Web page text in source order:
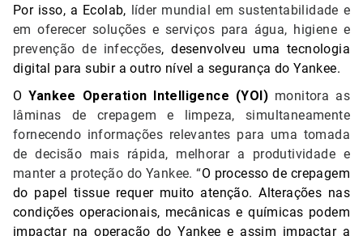
Por isso, a Ecolab,
líder mundial em sustentabilidade e
em oferecer soluções e serviços para água, higiene e
prevenção de infecções, desenvolveu uma tecnologia
digital para subir a outro nível a segurança do Yankee.
OYankee Operation Intelligence (YOI) monitora as
lâminas de crepagem e limpeza, simultaneamente
fornecendo informações relevantes para uma tomada
de decisão mais rápida, melhorar a produtividade e
manter a proteção do Yankee. “O processo de crepagem
do papel tissue requer muito atenção. Alterações nas
condições operacionais, mecânicas e químicas podem
impactar na operação do Yankee e assim impactar a